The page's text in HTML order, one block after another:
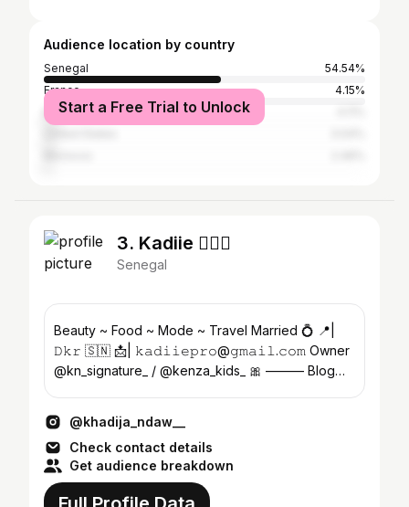
Audience location by country
Senegal
54.54%
France
4.15%
Brazil
Start a Free Trial to Unlock
3. Kadiie 🧚🏼‍♀️
Senegal
Beauty ~ Food ~ Mode ~ Travel Married 💍 📍|
𝙳𝚔𝚛 🇸🇳 📩| 𝚔𝚊𝚍𝚒𝚒𝚎𝚙𝚛𝚘@𝚐𝚖𝚊𝚒𝚕.𝚌𝚘𝚖 Owner
@kn_signature_ / @kenza_kids_ 🎀 ——— Blog
@khadija_ndaw__
Check contact details
Get audience breakdown